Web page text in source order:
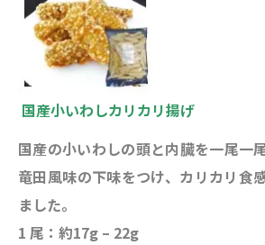
国産小いわしカリカリ揚げ
国産の小いわしの頭と内臓を一尾一
竜田風味の下味をつけ、カリカリ食
ました。
1 尾：約17g – 22g